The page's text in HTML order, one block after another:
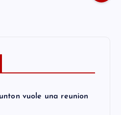
vuole una reunion